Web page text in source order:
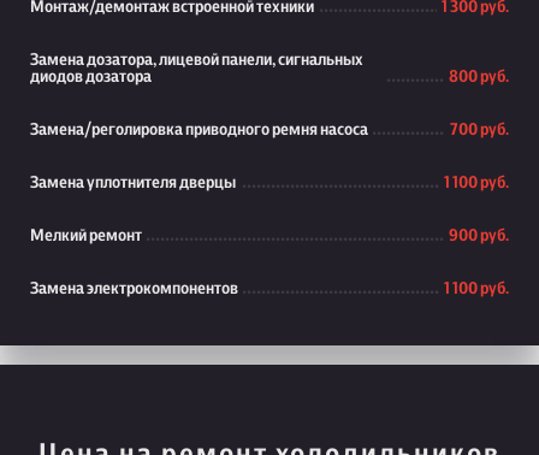
Монтаж/демонтаж встроенной техники 1 300 руб.
Замена дозатора, лицевой панели, сигнальных
диодов дозатора
800 руб.
Замена/реголировка приводного ремня насоса 700 руб.
Замена уплотнителя дверцы 1 100 руб.
Мелкий ремонт 900 руб.
Замена электрокомпонентов 1 100 руб.